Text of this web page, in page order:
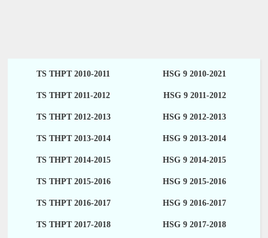
TS THPT 2010-2011 HSG 9 2010-2021
TS THPT 2011-2012 HSG 9 2011-2012
TS THPT 2012-2013 HSG 9 2012-2013
TS THPT 2013-2014 HSG 9 2013-2014
TS THPT 2014-2015 HSG 9 2014-2015
TS THPT 2015-2016 HSG 9 2015-2016
TS THPT 2016-2017 HSG 9 2016-2017
TS THPT 2017-2018 HSG 9 2017-2018